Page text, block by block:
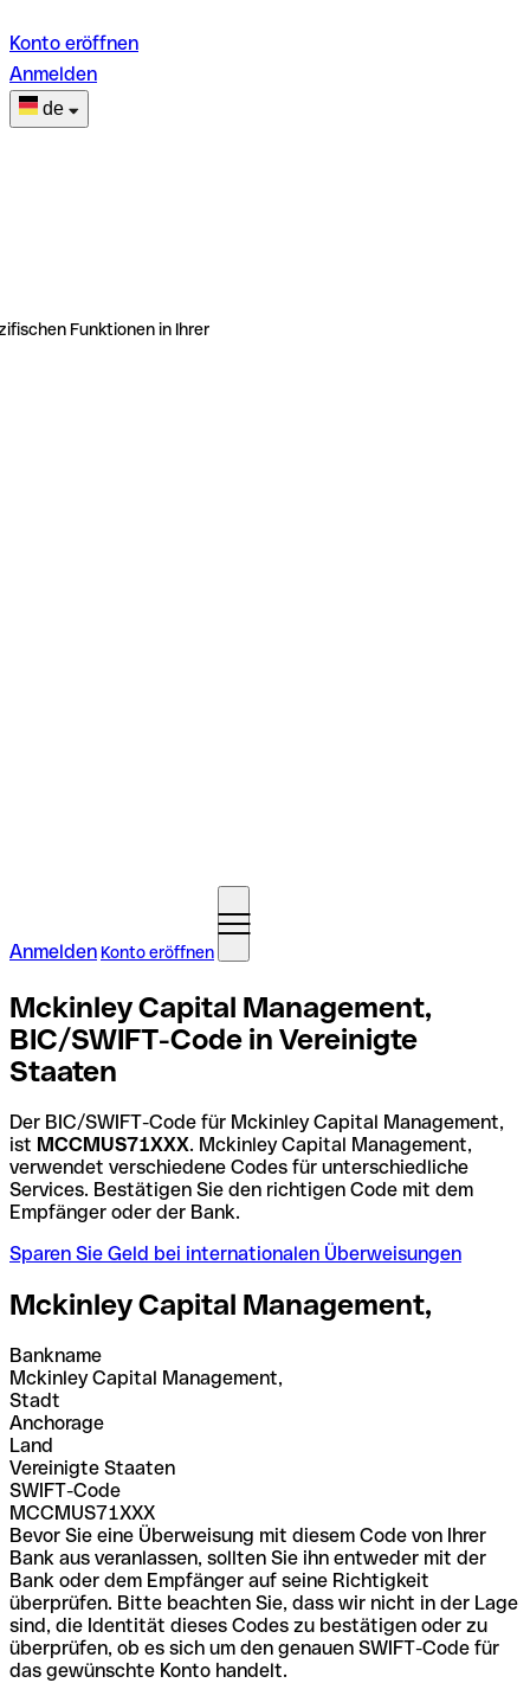
Konto eröffnen
Anmelden
de
Funktionen in Ihrer
Anmelden Konto eröffnen
Mckinley Capital Management,
BIC/SWIFT-Code in Vereinigte
Staaten
Der BIC/SWIFT-Code für Mckinley Capital Management,
ist MCCMUS71XXX. Mckinley Capital Management,
verwendet verschiedene Codes für unterschiedliche
Services. Bestätigen Sie den richtigen Code mit dem
Empfänger oder der Bank.
Sparen Sie Geld bei internationalen Überweisungen
Mckinley Capital Management,
Bankname
Mckinley Capital Management,
Stadt
Anchorage
Land
Vereinigte Staaten
SWIFT-Code
MCCMUS71XXX
Bevor Sie eine Überweisung mit diesem Code von Ihrer
Bank aus veranlassen, sollten Sie ihn entweder mit der
Bank oder dem Empfänger auf seine Richtigkeit
überprüfen. Bitte beachten Sie, dass wir nicht in der Lage
sind, die Identität dieses Codes zu bestätigen oder zu
überprüfen, ob es sich um den genauen SWIFT-Code für
das gewünschte Konto handelt.